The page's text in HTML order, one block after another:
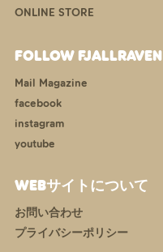
ONLINE STORE
FOLLOW FJALLRAVEN
Mail Magazine
facebook
instagram
youtube
WEBサイトについて
お問い合わせ
プライバシーポリシー